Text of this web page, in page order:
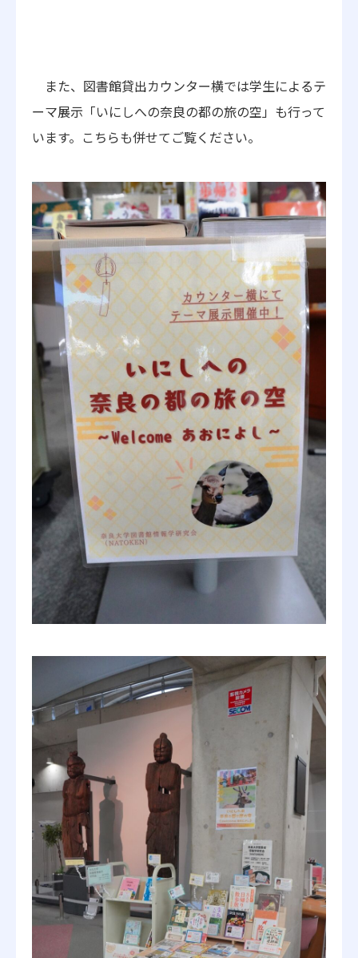
また、図書館貸出カウンター横では学生によるテ
ーマ展示「いにしへの奈良の都の旅の空」も行って
います。こちらも併せてご覧ください。